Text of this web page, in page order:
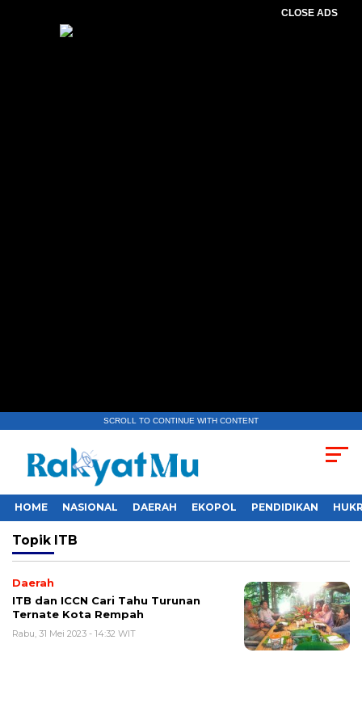
CLOSE ADS
SCROLL TO CONTINUE WITH CONTENT
HOME NASIONAL DAERAH EKOPOL PENDIDIKAN
Topik ITB
Daerah
ITB dan ICCN Cari Tahu Turunan
Ternate Kota Rempah
Rabu, 31 Mei 2023 - 14:32 WIT